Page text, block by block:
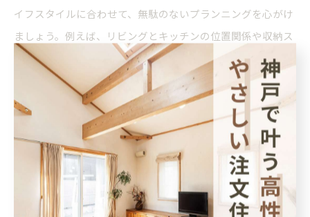
イフスタイルに合わせて、無駄のないプランニングを心がけ
ましょう。例えば、リビングとキッチンの位置関係や収納ス
ペースの配置は、毎日の使い勝手を左右します。
設備については、キッチンやバスルーム、トイレなどの水回
りの機能性やお手入れのしやすさ、将来的なメンテナンス性
にも注目してください。省エネ設備や最新の家電導入も検討
材料となります。また、エアコンや床暖房の設置位置、コン
セントの数や場所も細かく確認しましょう。
後悔しないためには、実際の生活をイメージしながらショー